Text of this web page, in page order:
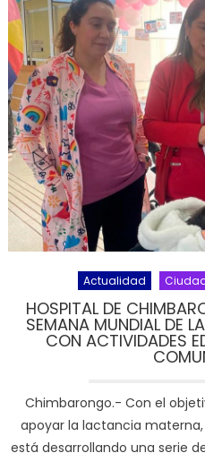
Actualidad
HOSPITAL DE
SEMANA MUNDIAL DE
CON ACTIVIDADES
Chimbarongo.- Con el
apoyar la lactancia
está desarrollando una serie